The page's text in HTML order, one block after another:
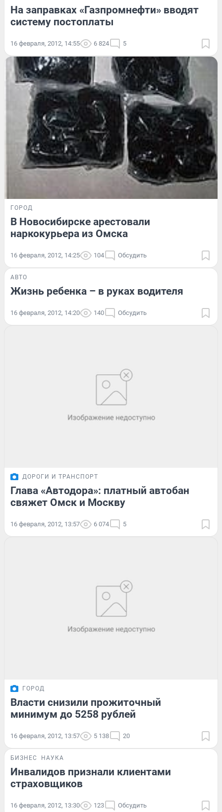
На заправках «Газпромнефти» вводят
систему постоплаты
16 февраля, 2012, 14:55 6 824 5
ГОРОД
В Новосибирске арестовали
наркокурьера из Омска
16 февраля, 2012, 14:25 104 Обсудить
АВТО
Жизнь ребенка – в руках водителя
16 февраля, 2012, 14:20 140 Обсудить
ДОРОГИ И ТРАНСПОРТ
Глава «Автодора»: платный автобан
свяжет Омск и Москву
16 февраля, 2012, 13:57 6 074 5
ГОРОД
Власти снизили прожиточный
минимум до 5258 рублей
16 февраля, 2012, 13:57 5 138 20
БИЗНЕС НАУКА
Инвалидов признали клиентами
страховщиков
16 февраля, 2012, 13:30 123 Обсудить